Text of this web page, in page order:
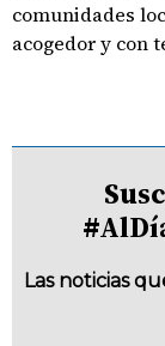
comunidades
acogedor y con
Las noticias